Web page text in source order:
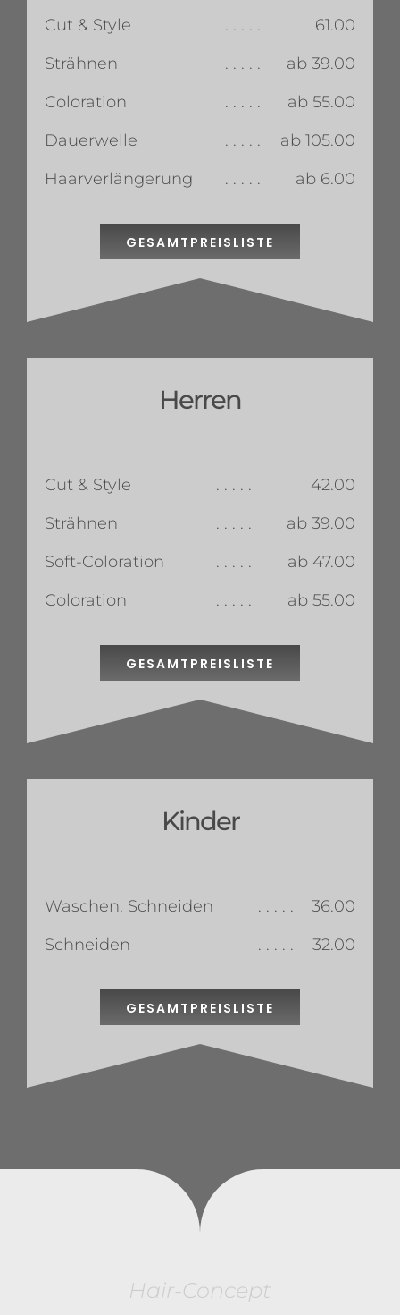
Cut & Style . . . . .
61.00
Strähnen
. . . . .
ab 39.00
Coloration
. . . . .
ab 55.00
Dauerwelle
. . . . .
ab 105.00
Haarverlängerung
. . . . . ab 6.00
GESAMTPREISLISTE
Herren
Cut & Style . . . . .
42.00
Strähnen
. . . . .
ab 39.00
Soft-Coloration
. . . . .
ab 47.00
Coloration
. . . . . ab 55.00
GESAMTPREISLISTE
Kinder
Waschen, Schneiden . . . . .
36.00
Schneiden
. . . . . 32.00
GESAMTPREISLISTE
Hair-Concept